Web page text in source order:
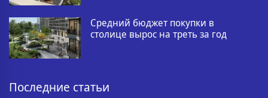
Средний бюджет покупки в
столице вырос на треть за год
Последние статьи